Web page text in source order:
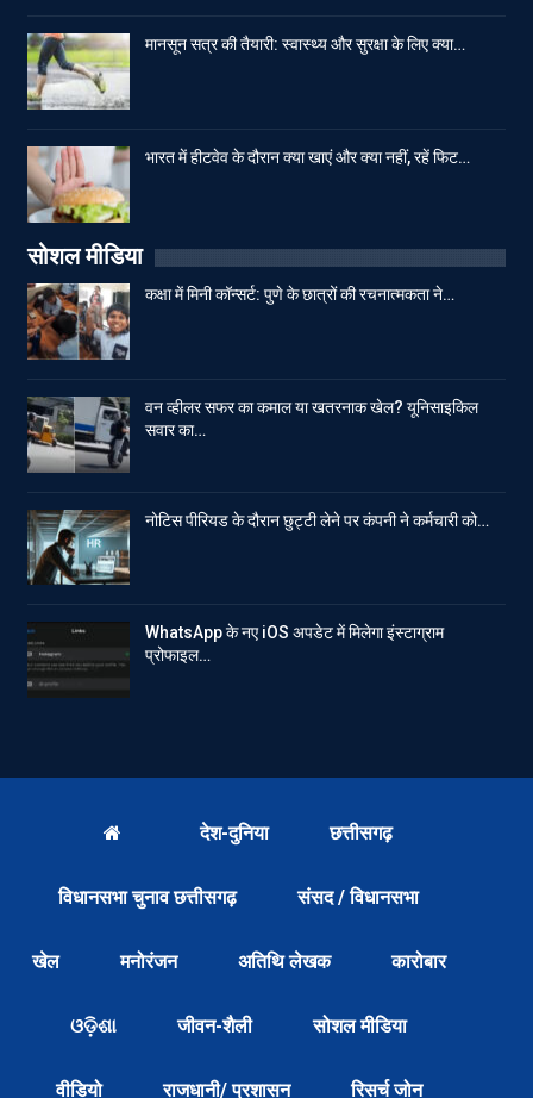
मानसून सत्र की तैयारी: स्वास्थ्य और सुरक्षा के लिए क्या…
भारत में हीटवेव के दौरान क्या खाएं और क्या नहीं, रहें फिट…
सोशल मीडिया
कक्षा में मिनी कॉन्सर्ट: पुणे के छात्रों की रचनात्मकता ने…
वन व्हीलर सफर का कमाल या खतरनाक खेल? यूनिसाइकिल
सवार का…
नोटिस पीरियड के दौरान छुट्टी लेने पर कंपनी ने कर्मचारी को…
WhatsApp के नए iOS अपडेट में मिलेगा इंस्टाग्राम
प्रोफाइल…
देश-दुनिया छत्तीसगढ़
विधानसभा चुनाव छत्तीसगढ़ संसद / विधानसभा
खेल मनोरंजन अतिथि लेखक कारोबार
ଓଡ଼ିଶା जीवन-शैली सोशल मीडिया
वीडियो राजधानी/ प्रशासन रिसर्च जोन